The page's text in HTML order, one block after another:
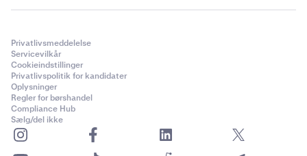
✅
Tron (TRX)
✅
Privatlivsmeddelelse
Servicevilkår
Cookieindstillinger
Privatlivspolitik for kandidater
Oplysninger
Regler for børshandel
Compliance Hub
Sælg/del ikke